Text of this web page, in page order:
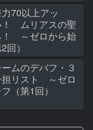
70以上アッ
ムリアスの聖
！ ～ゼロから始
）
ムのデバフ・３
担リスト ～ゼロ
（第1回）